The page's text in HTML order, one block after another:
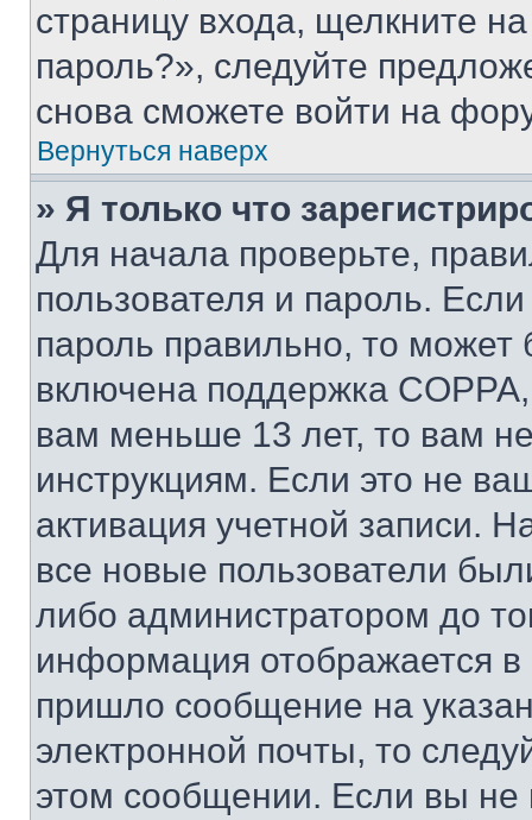
страницу входа, щелкните
пароль?», следуйте
снова сможете войти на
Вернуться наверх
» Я только что
Для начала проверьте,
пользователя и пароль.
пароль правильно, то может
включена поддержка
вам меньше 13 лет, то вам
инструкциям. Если это не
активация учетной записи.
все новые пользователи
либо администратором до
информация отображается
пришло сообщение на
электронной почты, то
этом сообщении. Если вы